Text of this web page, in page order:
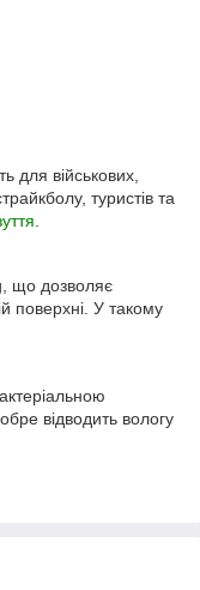
для військових,
туристів та
що дозволяє
поверхні. У такому
відводить вологу